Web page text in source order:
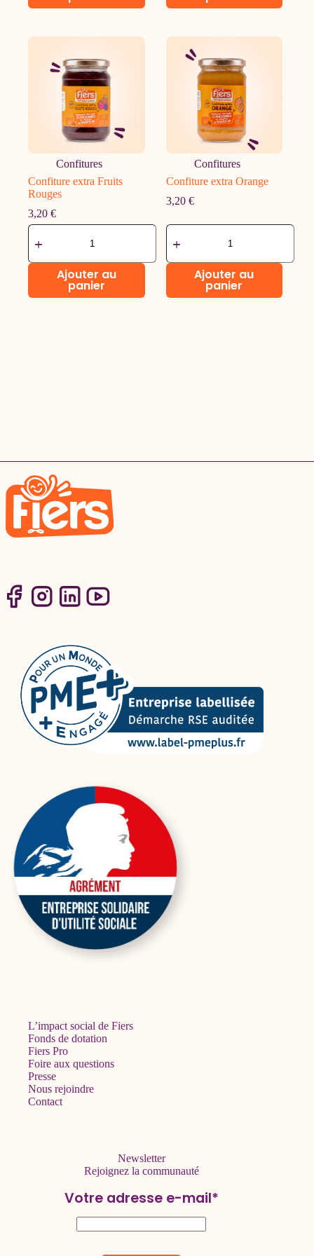
Confitures
Confiture extra Fruits
Rouges
3,20 €
quantité
de
extra
Ajouter au
panier
Confitures
Confiture extra Orange
3,20 €
quantité
de
extra
OrangeAjouter au
panier
L’impact social de Fiers
Fonds de dotation
Fiers Pro
Foire aux questions
Presse
Nous rejoindre
Contact
Newsletter
Rejoignez la communauté
Votre adresse e-mail*